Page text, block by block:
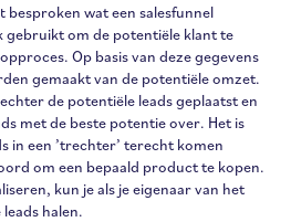
besproken wat een salesfunnel
om de potentiële klant te
Op basis van deze gegevens
gemaakt van de potentiële omzet.
de potentiële leads geplaatst en
met de beste potentie over. Het is
in een ’trechter’ terecht komen
om een bepaald product te kopen.
kun je als je eigenaar van het
halen.